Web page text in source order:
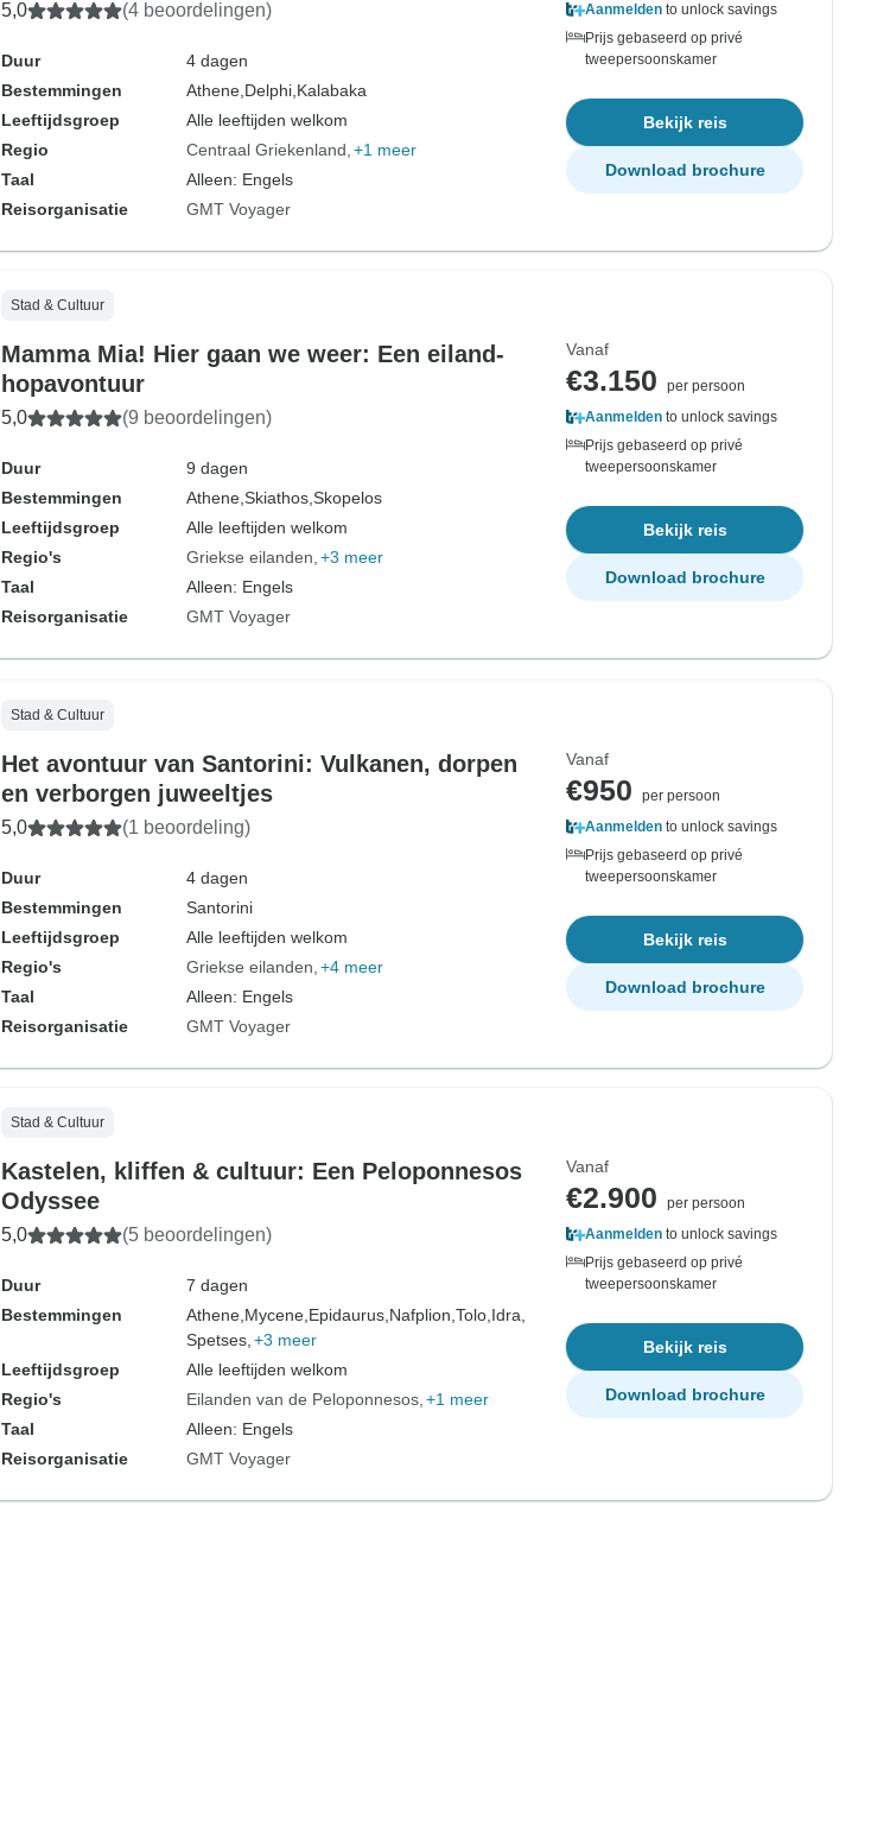
5,0 (4 beoordelingen)
Duur
4 dagen
Bestemmingen
Athene, Delphi, Kalabaka
Leeftijdsgroep
Alle leeftijden welkom
Regio
Centraal Griekenland +1 meer
Taal
Alleen: Engels
Reisorganisatie
GMT Voyager
Aanmelden to unlock savings
Prijs gebaseerd op privé
tweepersoonskamer
Bekijk reis
Download brochure
Stad & Cultuur
Mamma Mia! Hier gaan we weer: Een eiland-
hopavontuur
5,0 (9 beoordelingen)
Duur
9 dagen
Bestemmingen
Athene, Skiathos, Skopelos
Leeftijdsgroep
Alle leeftijden welkom
Regio's
Griekse eilanden +3 meer
Taal
Alleen: Engels
Reisorganisatie
GMT Voyager
Vanaf
€3.150
per persoon
Aanmelden to unlock savings
Prijs gebaseerd op privé
tweepersoonskamer
Bekijk reis
Download brochure
Stad & Cultuur
Het avontuur van Santorini: Vulkanen, dorpen
en verborgen juweeltjes
5,0 (1 beoordeling)
Duur
4 dagen
Bestemmingen
Santorini
Leeftijdsgroep
Alle leeftijden welkom
Regio's
Griekse eilanden +4 meer
Taal
Alleen: Engels
Reisorganisatie
GMT Voyager
Vanaf
€950
per persoon
Aanmelden to unlock savings
Prijs gebaseerd op privé
tweepersoonskamer
Bekijk reis
Download brochure
Stad & Cultuur
Kastelen, kliffen & cultuur: Een Peloponnesos
Odyssee
5,0 (5 beoordelingen)
Duur
7 dagen
Bestemmingen
Athene, Mycene, Epidaurus, Nafplion, Tolo, Idra,
Spetses, +3 meer
Leeftijdsgroep
Alle leeftijden welkom
Regio's
Eilanden van de Peloponnesos +1 meer
Taal
Alleen: Engels
Reisorganisatie
GMT Voyager
Vanaf
€2.900
per persoon
Aanmelden to unlock savings
Prijs gebaseerd op privé
tweepersoonskamer
Bekijk reis
Download brochure